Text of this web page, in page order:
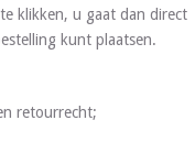
klikken, u gaat dan direct
kunt plaatsen.
retourrecht;